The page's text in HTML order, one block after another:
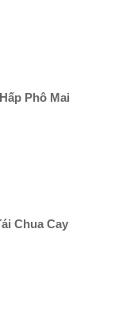
Phô Mai
Chua Cay